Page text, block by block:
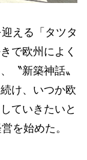
える「タツタ
で欧州によく
〝新築神話〟
け、いつか欧
ていきたいと
を始めた。